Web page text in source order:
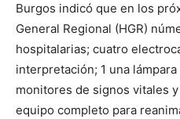
Burgos indicó que en los
General Regional (HGR)
hospitalarias; cuatro
interpretación; 1 una
monitores de signos vitales
equipo completo para